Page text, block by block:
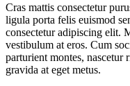
Cras mattis consectetur
ligula porta felis euismod
consectetur adipiscing elit.
vestibulum at eros. Cum
parturient montes,
gravida at eget metus.